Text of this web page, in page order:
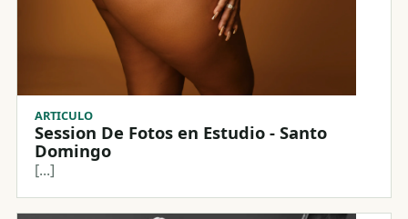
ARTICULO
Session De Fotos en Estudio - Santo
Domingo
[...]